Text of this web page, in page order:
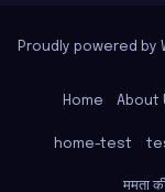
Proudly powered by
Home About
home-test
ममता